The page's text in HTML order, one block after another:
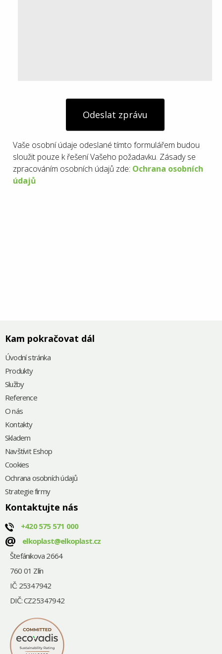
Odeslat zprávu
Vaše osobní údaje odeslané tímto formulářem budou
sloužit pouze k řešení Vašeho požadavku. Zásady se
zpracováním osobních údajů zde: Ochrana osobních
údajů
Kam pokračovat dál
Úvodní stránka
Produkty
Služby
Reference
O nás
Kontakty
Skladem
Navštívit Eshop
Cookies
Ochrana osobních údajů
Strategie firmy
Kontaktujte nás
+420575 571 000
@
elkoplast@elkoplast.cz
Štefánikova 2664
760 01 Zlín
IČ: 25347942
DIČ: CZ25347942